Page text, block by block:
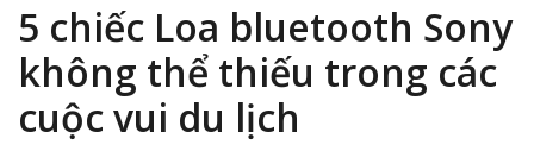
5 chiếc Loa bluetooth Sony
không thể thiếu trong các
cuộc vui du lịch